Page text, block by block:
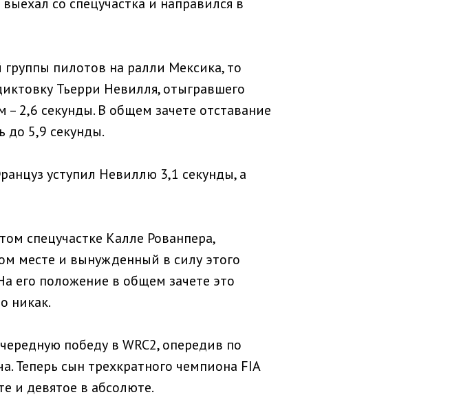
пилотов на ралли Мексика, то
Тьерри Невилля, отыгравшего
– 2,6 секунды. В общем зачете отставание
до 5,9 секунды.
уступил Невиллю 3,1 секунды, а
спецучастке Калле Рованпера,
месте и вынужденный в силу этого
его положение в общем зачете это
никак.
победу в WRC2, опередив по
Теперь сын трехкратного чемпиона FIA
и девятое в абсолюте.